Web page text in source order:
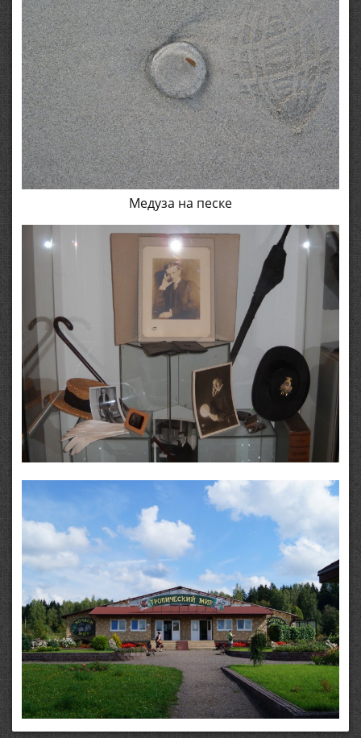
Медуза на песке